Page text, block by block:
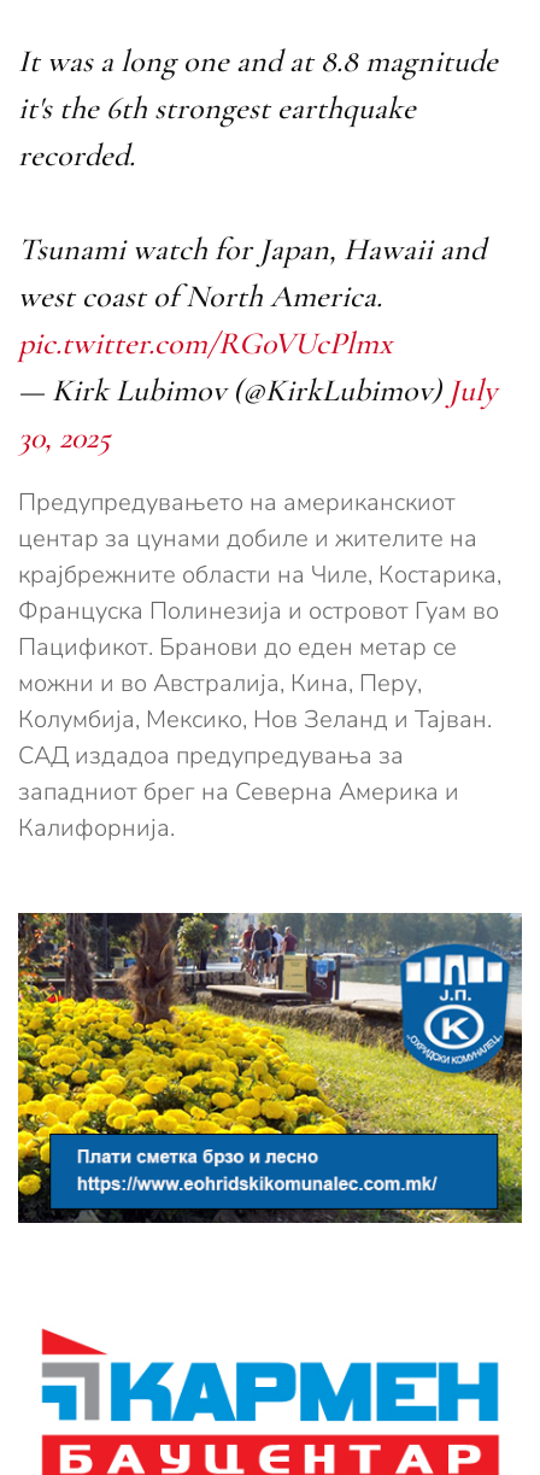
It was a long one and at 8.8 magnitude
it's the 6th strongest earthquake
recorded.
Tsunami watch for Japan, Hawaii and
west coast of North America.
pic.twitter.com/RG0VUcPlmx
— Kirk Lubimov (@KirkLubimov) July
30, 2025
Предупредувањето на американскиот
центар за цунами добиле и жителите на
крајбрежните области на Чиле, Костарика,
Француска Полинезија и островот Гуам во
Пацификот. Бранови до еден метар се
можни и во Австралија, Кина, Перу,
Колумбија, Мексико, Нов Зеланд и Тајван.
САД издадоа предупредувања за
западниот брег на Северна Америка и
Калифорнија.